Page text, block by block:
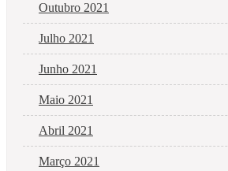
Outubro 2021
Julho 2021
Junho 2021
Maio 2021
Abril 2021
Março 2021